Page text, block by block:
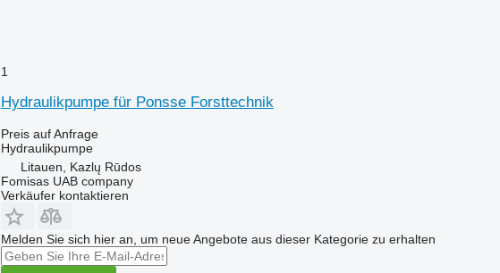
1
Hydraulikpumpe für Ponsse Forsttechnik
Preis auf Anfrage
Hydraulikpumpe
Litauen, Kazlų Rūdos
Fomisas UAB company
Verkäufer kontaktieren
Melden Sie sich hier an, um neue Angebote aus dieser Kategorie zu erhalten